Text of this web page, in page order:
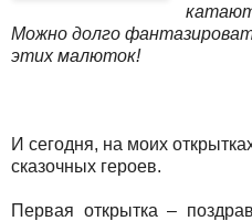
Можно долго
этих малюток!
И сегодня, на моих
сказочных героев.
Первая открытка –